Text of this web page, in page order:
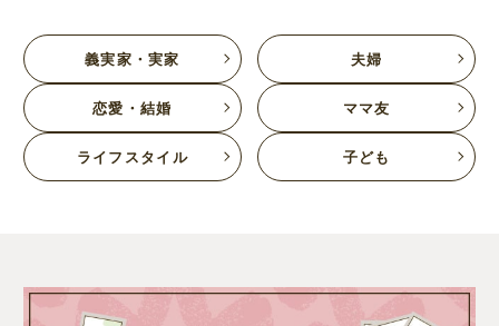
義実家・実家 夫婦
恋愛・結婚 ママ友
ライフスタイル 子ども